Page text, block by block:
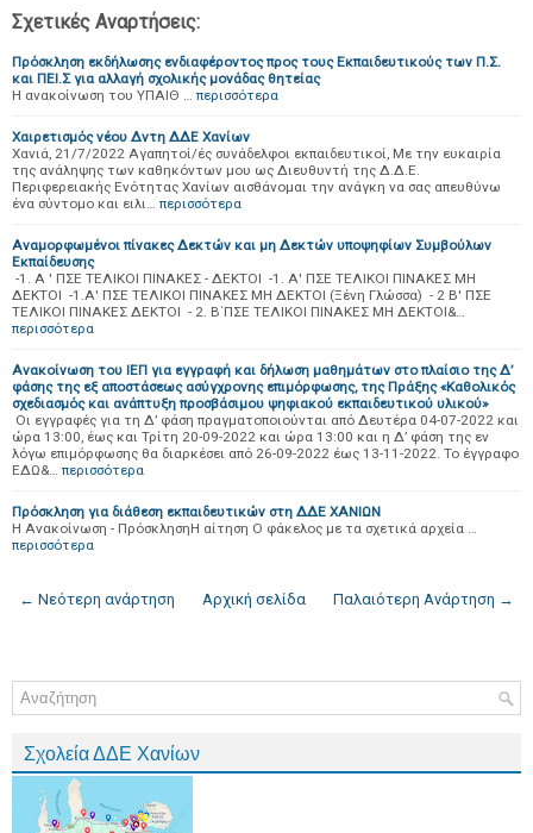
Σχετικές Αναρτήσεις:
Πρόσκληση εκδήλωσης ενδιαφέροντος προς τους Εκπαιδευτικούς των Π.Σ.
και ΠΕΙ.Σ για αλλαγή σχολικής μονάδας θητείας
Η ανακοίνωση του ΥΠΑΙΘ … περισσότερα
Χαιρετισμός νέου Δντη ΔΔΕ Χανίων
Χανιά, 21/7/2022 Αγαπητοί/ές συνάδελφοι εκπαιδευτικοί, Με την ευκαιρία
της ανάληψης των καθηκόντων μου ως Διευθυντή της Δ.Δ.Ε.
Περιφερειακής Ενότητας Χανίων αισθάνομαι την ανάγκη να σας απευθύνω
ένα σύντομο και ειλι… περισσότερα
Αναμορφωμένοι πίνακες Δεκτών και μη Δεκτών υποψηφίων Συμβούλων
Εκπαίδευσης
-1. Α ' ΠΣΕ ΤΕΛΙΚΟΙ ΠΙΝΑΚΕΣ - ΔΕΚΤΟΙ -1. Α' ΠΣΕ ΤΕΛΙΚΟΙ ΠΙΝΑΚΕΣ ΜΗ
ΔΕΚΤΟΙ -1.Α' ΠΣΕ ΤΕΛΙΚΟΙ ΠΙΝΑΚΕΣ ΜΗ ΔΕΚΤΟΙ (Ξένη Γλώσσα) - 2 Β' ΠΣΕ
ΤΕΛΙΚΟΙ ΠΙΝΑΚΕΣ ΔΕΚΤΟΙ - 2. Β΄ΠΣΕ ΤΕΛΙΚΟΙ ΠΙΝΑΚΕΣ ΜΗ ΔΕΚΤΟΙ&…
περισσότερα
Ανακοίνωση του ΙΕΠ για εγγραφή και δήλωση μαθημάτων στο πλαίσιο της Δ’
φάσης της εξ αποστάσεως ασύγχρονης επιμόρφωσης, της Πράξης «Καθολικός
σχεδιασμός και ανάπτυξη προσβάσιμου ψηφιακού εκπαιδευτικού υλικού»
Οι εγγραφές για τη Δ’ φάση πραγματοποιούνται από Δευτέρα 04-07-2022 και
ώρα 13:00, έως και Τρίτη 20-09-2022 και ώρα 13:00 και η Δ’ φάση της εν
λόγω επιμόρφωσης θα διαρκέσει από 26-09-2022 έως 13-11-2022. Το έγγραφο
ΕΔΩ&… περισσότερα
Πρόσκληση για διάθεση εκπαιδευτικών στη ΔΔΕ ΧΑΝΙΩΝ
Η Ανακοίνωση - ΠρόσκλησηΗ αίτηση Ο φάκελος με τα σχετικά αρχεία …
περισσότερα
← Νεότερη ανάρτηση Παλαιότερη Ανάρτηση →
Αρχική σελίδα
Σχολεία ΔΔΕ Χανίων